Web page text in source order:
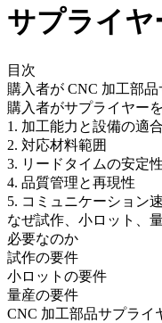
サプライ
目次
購入者が CNC 加工部
購入者がサプライヤー
1. 加工能力と設備の適
2. 対応材料範囲
3. リードタイムの安定性
4. 品質管理と再現性
5. コミュニケーション
なぜ試作、小ロット、
必要なのか
試作の要件
小ロットの要件
量産の要件
CNC 加工部品サプライ